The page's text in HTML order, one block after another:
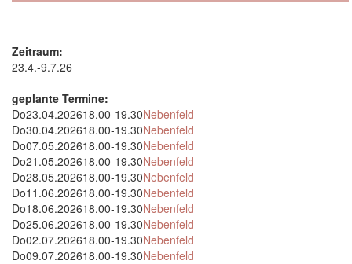
Zeitraum:
23.4.-9.7.26
geplante Termine:
Do23.04.202618.00-19.30Nebenfeld
Do30.04.202618.00-19.30Nebenfeld
Do07.05.202618.00-19.30Nebenfeld
Do21.05.202618.00-19.30Nebenfeld
Do28.05.202618.00-19.30Nebenfeld
Do11.06.202618.00-19.30Nebenfeld
Do18.06.202618.00-19.30Nebenfeld
Do25.06.202618.00-19.30Nebenfeld
Do02.07.202618.00-19.30Nebenfeld
Do09.07.202618.00-19.30Nebenfeld